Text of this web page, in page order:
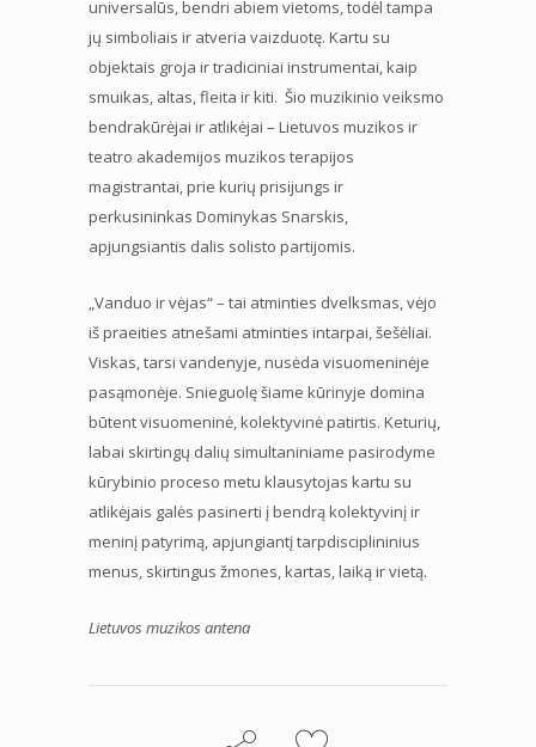
universalūs, bendri abiem vietoms, todėl tampa
jų simboliais ir atveria vaizduotę. Kartu su
objektais groja ir tradiciniai instrumentai, kaip
smuikas, altas, fleita ir kiti. Šio muzikinio veiksmo
bendrakūrėjai ir atlikėjai – Lietuvos muzikos ir
teatro akademijos muzikos terapijos
magistrantai, prie kurių prisijungs ir
perkusininkas Dominykas Snarskis,
apjungsiantis dalis solisto partijomis.
„Vanduo ir vėjas“ – tai atminties dvelksmas, vėjo
iš praeities atnešami atminties intarpai, šešėliai.
Viskas, tarsi vandenyje, nusėda visuomeninėje
pasąmonėje. Snieguolę šiame kūrinyje domina
būtent visuomeninė, kolektyvinė patirtis. Keturių,
labai skirtingų dalių simultaniniame pasirodyme
kūrybinio proceso metu klausytojas kartu su
atlikėjais galės pasinerti į bendrą kolektyvinį ir
meninį patyrimą, apjungiantį tarpdisciplininius
menus, skirtingus žmones, kartas, laiką ir vietą.
Lietuvos muzikos antena